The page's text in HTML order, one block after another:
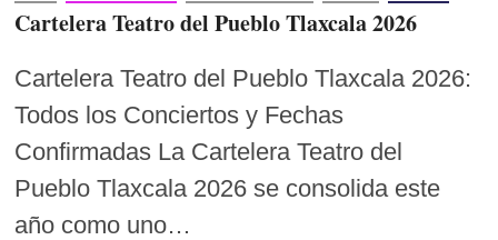
Cartelera Teatro del Pueblo Tlaxcala 2026
Cartelera Teatro del Pueblo Tlaxcala 2026:
Todos los Conciertos y Fechas
Confirmadas La Cartelera Teatro del
Pueblo Tlaxcala 2026 se consolida este
año como uno…